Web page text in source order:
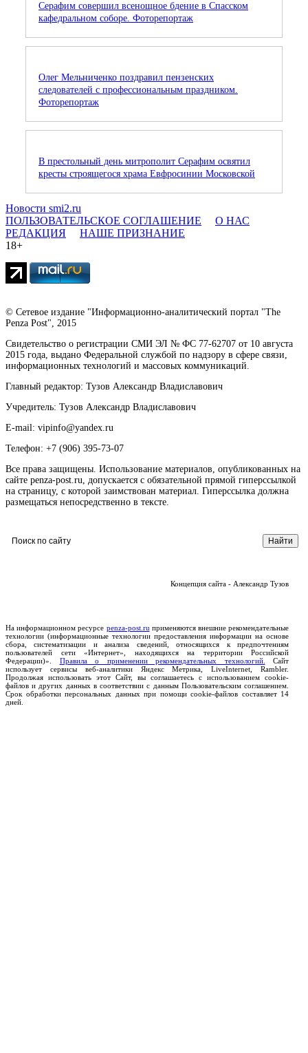
Серафим совершил всенощное бдение в Спасском
кафедральном соборе. Фоторепортаж
Олег Мельниченко поздравил пензенских
следователей с профессиональным праздником.
Фоторепортаж
В престольный день митрополит Серафим освятил
кресты строящегося храма Евфросинии Московской
Новости smi2.ru
ПОЛЬЗОВАТЕЛЬСКОЕ СОГЛАШЕНИЕ
О НАС
РЕДАКЦИЯ
НАШЕ ПРИЗНАНИЕ
18+
© Сетевое издание "Информационно-аналитический портал "The
Penza Post", 2015
Свидетельство о регистрации СМИ ЭЛ № ФС 77-62707 от 10 августа
2015 года, выдано Федеральной службой по надзору в сфере связи,
информационных технологий и массовых коммуникаций.
Главный редактор: Тузов Александр Владиславович
Учредитель: Тузов Александр Владиславович
E-mail: vipinfo@yandex.ru
Телефон: +7 (906) 395-73-07
Все права защищены. Использование материалов, опубликованных на
сайте penza-post.ru, допускается с обязательной прямой гиперссылкой
на страницу, с которой заимствован материал. Гиперссылка должна
размещаться непосредственно в тексте.
Концепция сайта - Александр Тузов
На информационном ресурсе penza-post.ru применяются внешние рекомендательные
технологии (информационные технологии предоставления информации на основе
сбора, систематизации и анализа сведений, относящихся к предпочтениям
пользователей сети «Интернет», находящихся на территории Российской
Федерации)». Правила о применении рекомендательных технологий.
Сайт
использует сервисы веб-аналитики Яндекс Метрика, LiveInternet, Rambler.
Продолжая использовать этот Сайт, вы соглашаетесь с использованием cookie-
файлов и других данных в соответствии с данным Пользовательским соглашением.
Срок обработки персональных данных при помощи cookie-файлов составляет 14
дней.